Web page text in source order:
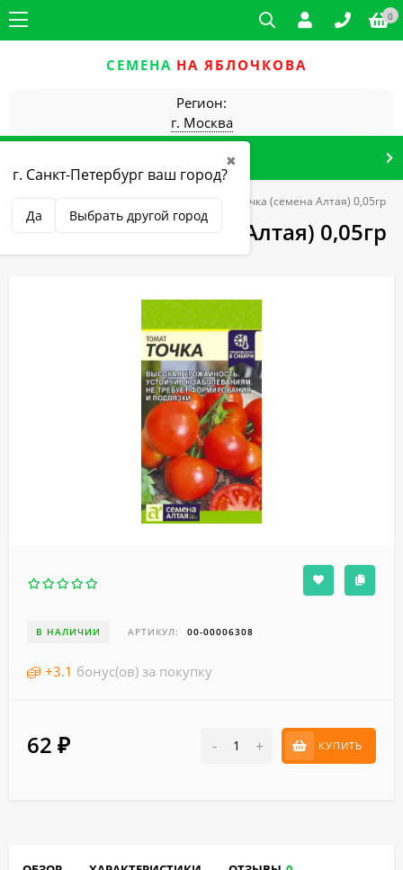
0
СЕМЕНА НА ЯБЛОЧКОВА
Регион:
г. Москва
✖
г. Санкт-Петербург ваш город?
Да Выбрать другой город
Томат Точка (семена Алтая) 0,05гр
Томат Точка (семена Алтая) 0,05гр
В НАЛИЧИИ АРТИКУЛ: 00-00006308
+3.1 бонус(ов) за покупку
62 ₽ - + КУПИТЬ